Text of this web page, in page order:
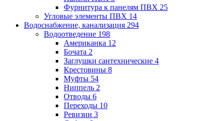
Фурнитура к панелям ПВХ 25
Угловые элементы ПВХ 14
Водоснабжение, канализация 294
Водоотведение 198
Американка 12
Бочата 2
Заглушки сантехнические 4
Крестовины 8
Муфты 54
Ниппель 2
Отводы 6
Переходы 10
Ревизии 3